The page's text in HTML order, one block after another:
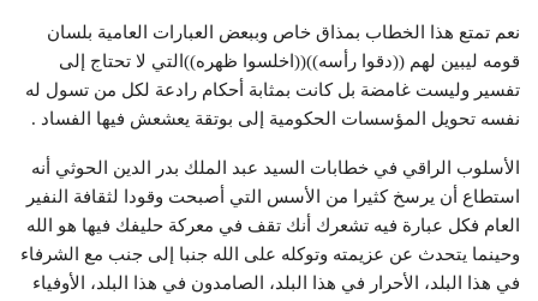
نعم تمتع هذا الخطاب بمذاق خاص وببعض العبارات العامية بلسان
قومه ليبين لهم ((دقوا رأسه))((اخلسوا ظهره))التي لا تحتاج إلى
تفسير وليست غامضة بل كانت بمثابة أحكام رادعة لكل من تسول له
نفسه تحويل المؤسسات الحكومية إلى بوتقة يعشعش فيها الفساد .
الأسلوب الراقي في خطابات السيد عبد الملك بدر الدين الحوثي أنه
استطاع أن يرسخ كثيرا من الأسس التي أصبحت وقودا لثقافة النفير
العام فكل عبارة فيه تشعرك أنك تقف في معركة حليفك فيها هو الله
وحينما يتحدث عن عزيمته وتوكله على الله جنبا إلى جنب مع الشرفاء
في هذا البلد، الأحرار في هذا البلد، الصامدون في هذا البلد، الأوفياء